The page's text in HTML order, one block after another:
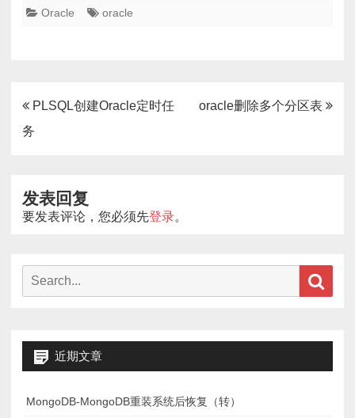
Oracle oracle
文
章
PLSQL创建Oracle定时任
务
oracle删除多个分区表
发表回复
要发表评论，您必须先登录。
Search
近期文章
MongoDB-MongoDB重装系统后恢复（转）